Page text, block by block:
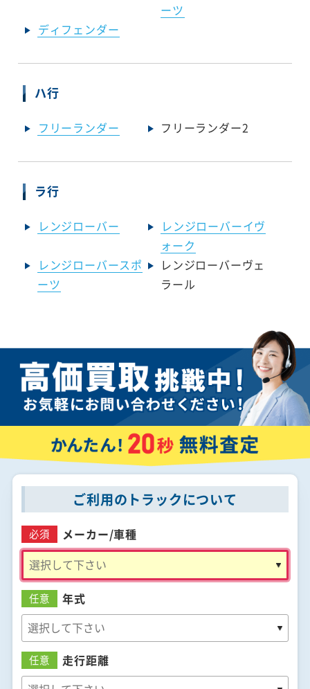
ーツ
ディフェンダー
ハ行
フリーランダー フリーランダー2
ラ行
レンジローバー
レンジローバーイヴ
ォーク
レンジローバースポ
ーツ
レンジローバーヴェ
ラール
ご利用のトラックについて
必須 メーカー/車種
任意 年式
任意 走行距離